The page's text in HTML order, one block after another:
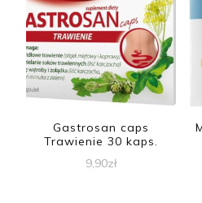
Gastrosan caps
Trawienie 30 kaps.
9,90zł